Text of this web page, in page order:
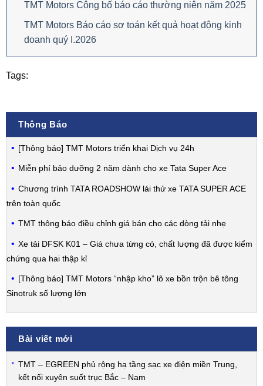
TMT Motors Công bố báo cáo thường niên năm 2025
TMT Motors Báo cáo sơ toán kết quả hoạt động kinh
doanh quý I.2026
Tags:
Thông Báo
[Thông báo] TMT Motors triển khai Dịch vụ 24h
Miễn phí bảo dưỡng 2 năm dành cho xe Tata Super Ace
Chương trình TATA ROADSHOW lái thử xe TATA SUPER ACE
trên toàn quốc
TMT thông báo điều chỉnh giá bán cho các dòng tải nhẹ
Xe tải DFSK K01 – Giá chưa từng có, chất lượng đã được kiểm
chứng qua hai thập kỉ
[Thông báo] TMT Motors “nhập kho” lô xe bồn trộn bê tông
Sinotruk số lượng lớn
Bài viết mới
TMT – EGREEN phủ rộng hạ tầng sạc xe điện miền Trung,
kết nối xuyên suốt trục Bắc – Nam